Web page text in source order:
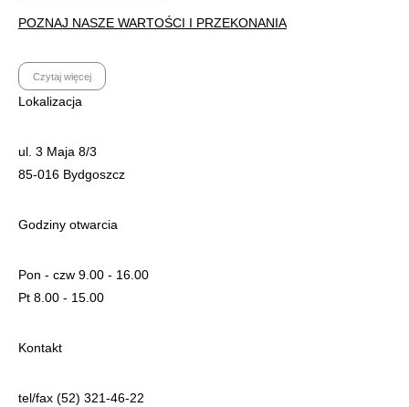
POZNAJ NASZE WARTOŚCI I PRZEKONANIA
Czytaj więcej
Lokalizacja
ul. 3 Maja 8/3
85-016 Bydgoszcz
Godziny otwarcia
Pon - czw 9.00 - 16.00
Pt 8.00 - 15.00
Kontakt
tel/fax (52) 321-46-22